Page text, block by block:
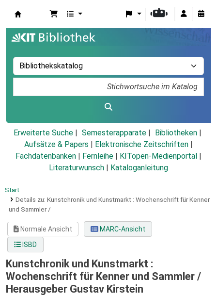
Erweiterte Suche Semesterapparate
Bibliotheken
Aufsätze & Papers
Elektronische Zeitschriften
Fachdatenbanken
Fernleihe KITopen-Medienportal
Literaturwunsch
Kataloganleitung
Start
Details zu: Kunstchronik und Kunstmarkt : Wochenschrift für Kenner
und Sammler /
Normale Ansicht
MARC-Ansicht
ISBD
Kunstchronik und Kunstmarkt :
Wochenschrift für Kenner und Sammler /
Herausgeber Gustav Kirstein